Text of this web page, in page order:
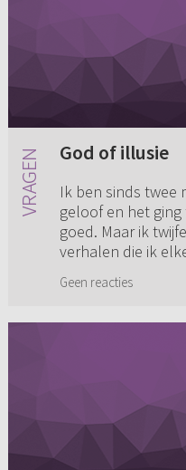
God of illusie
Ik ben sinds twee
geloof en het
goed. Maar ik
verhalen die ik
Geen reacties